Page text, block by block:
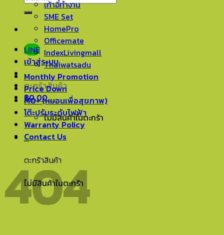
LINE
เข้าสู่ระบบ
ตะกร้าสินค้า
฿0.00 0
ไม่มีสินค้าในตะกร้า
0
ตะกร้าสินค้า
ไม่มีสินค้าในตะกร้า
เก้าอี้ทำงาน
SME Set
HomePro
Officemate
IndexLivingmall
Thaiwatsadu
Monthly Promotion
Price Down
MO+ (หมอนเพื่อสุขภาพ)
โต๊ะปรับระดับไฟฟ้า
Warranty Policy
Contact Us
404